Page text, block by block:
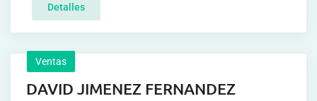
Detalles
Ventas
DAVID JIMENEZ FERNANDEZ